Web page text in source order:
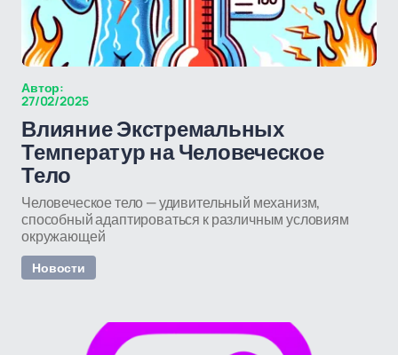
Автор:
27/02/2025
Влияние Экстремальных
Температур на Человеческое
Тело
Человеческое тело — удивительный механизм,
способный адаптироваться к различным условиям
окружающей
Новости